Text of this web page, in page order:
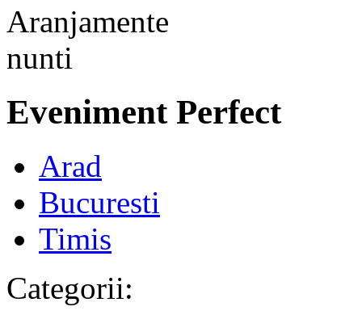
Eveniment Perfect
Arad
Bucuresti
Timis
Categorii: